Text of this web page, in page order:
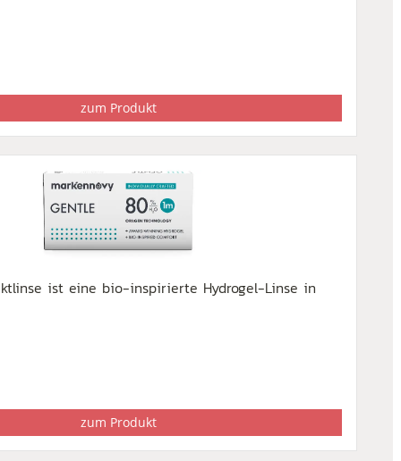
zum Produkt
ist eine bio-inspirierte Hydrogel-Linse in
zum Produkt